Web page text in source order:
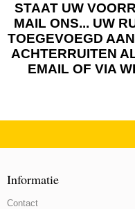
STAAT UW
MAIL ONS... UW
TOEGEVOEGD
ACHTERRUITEN
EMAIL OF VIA
Informatie
Contact